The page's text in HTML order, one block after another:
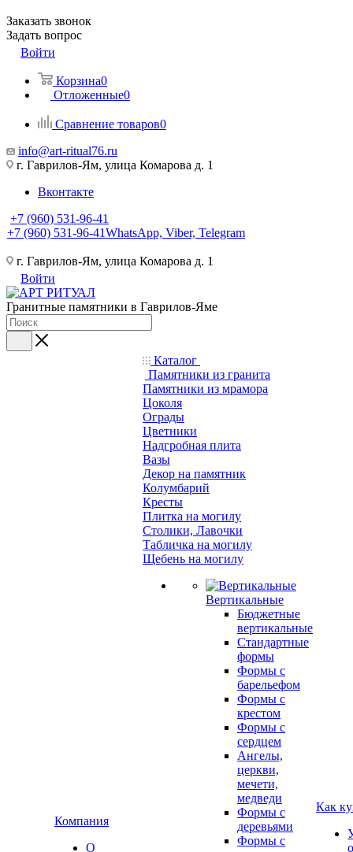
Заказать звонок
Задать вопрос
Войти
Корзина0
Отложенные0
Сравнение товаров0
info@art-ritual76.ru
г. Гаврилов-Ям, улица Комарова д. 1
Вконтакте
+7 (960) 531-96-41
+7 (960) 531-96-41WhatsApp, Viber, Telegram
г. Гаврилов-Ям, улица Комарова д. 1
Войти
Гранитные памятники в Гаврилов-Яме
Компания
О
Каталог
Памятники из гранита
Памятники из мрамора
Цоколя
Ограды
Цветники
Надгробная плита
Вазы
Декор на памятник
Колумбарий
Кресты
Плитка на могилу
Столики, Лавочки
Табличка на могилу
Щебень на могилу
Вертикальные
Бюджетные
вертикальные
Стандартные
формы
Формы с
барельефом
Формы с
крестом
Формы с
сердцем
Ангелы,
церкви,
мечети,
медведи
Формы с
деревьями
Формы с
Как